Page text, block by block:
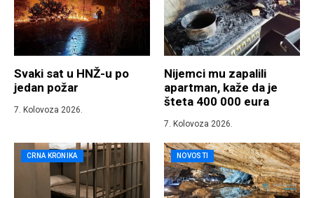
Svaki sat u HNŽ-u po
jedan požar
7. Kolovoza 2026.
Nijemci mu zapalili
apartman, kaže da je
šteta 400 000 eura
7. Kolovoza 2026.
CRNA KRONIKA NOVOSTI